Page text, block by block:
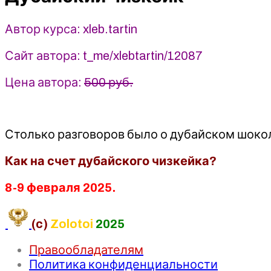
Автор курса: xleb.tartin
Сайт автора: t_me/xlebtartin/12087
Цена автора: 500 руб.
Столько разговоров было о дубайском
Как на счет дубайского чизкейка?
8-9 февраля 2025.
(c) Zolotoi 2025
Правообладателям
Политика конфиденциальности